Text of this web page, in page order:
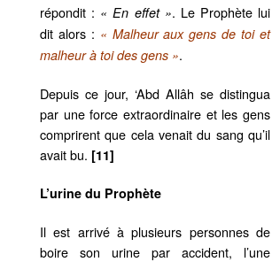
répondit : « En effet ». Le Prophète lui
dit alors : « Malheur aux gens de toi et
malheur à toi des gens ».
Depuis ce jour, ‘Abd Allâh se distingua
par une force extraordinaire et les gens
comprirent que cela venait du sang qu’il
avait bu. [11]
L’urine du Prophète
Il est arrivé à plusieurs personnes de
boire son urine par accident, l’une